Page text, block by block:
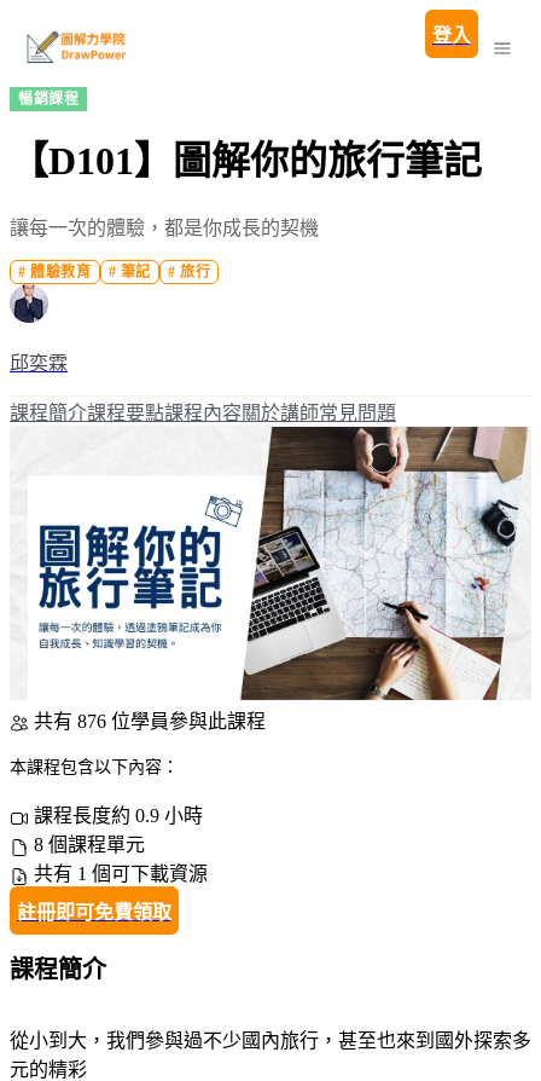
登入
暢銷課程
【D101】圖解你的旅行筆記
讓每一次的體驗，都是你成長的契機
#體驗教育 # 筆記 #旅行
邱奕霖
課程簡介課程要點課程內容關於講師常見問題
共有 876 位學員參與此課程
本課程包含以下內容：
課程長度約 0.9 小時
8 個課程單元
共有 1 個可下載資源
註冊即可免費領取
課程簡介
從小到大，我們參與過不少國內旅行，甚至也來到國外探索多
元的精彩